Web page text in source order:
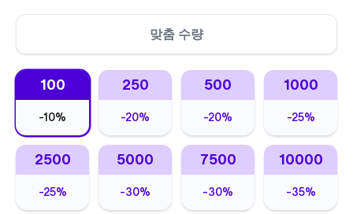
맞춤 수량
100
-10%
250
-20%
500
-20%
1000
-25%
2500
-25%
5000
-30%
7500
-30%
10000
-35%